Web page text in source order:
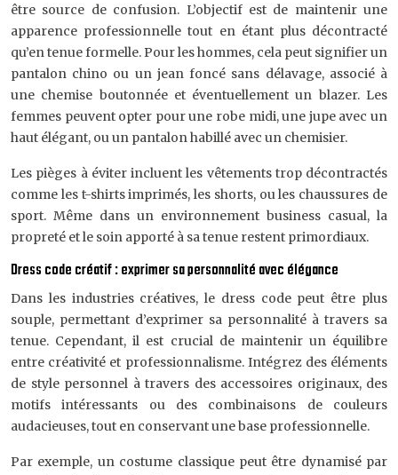
être source de confusion. L’objectif est de maintenir une
apparence professionnelle tout en étant plus décontracté
qu’en tenue formelle. Pour les hommes, cela peut signifier un
pantalon chino ou un jean foncé sans délavage, associé à
une chemise boutonnée et éventuellement un blazer. Les
femmes peuvent opter pour une robe midi, une jupe avec un
haut élégant, ou un pantalon habillé avec un chemisier.
Les pièges à éviter incluent les vêtements trop décontractés
comme les t-shirts imprimés, les shorts, ou les chaussures de
sport. Même dans un environnement business casual, la
propreté et le soin apporté à sa tenue restent primordiaux.
Dress code créatif : exprimer sa personnalité avec élégance
Dans les industries créatives, le dress code peut être plus
souple, permettant d’exprimer sa personnalité à travers sa
tenue. Cependant, il est crucial de maintenir un équilibre
entre créativité et professionnalisme. Intégrez des éléments
de style personnel à travers des accessoires originaux, des
motifs intéressants ou des combinaisons de couleurs
audacieuses, tout en conservant une base professionnelle.
Par exemple, un costume classique peut être dynamisé par